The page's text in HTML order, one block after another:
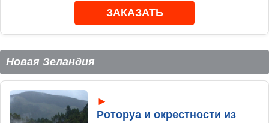
ЗАКАЗАТЬ
Новая Зеландия
►
Роторуа и окрестности из